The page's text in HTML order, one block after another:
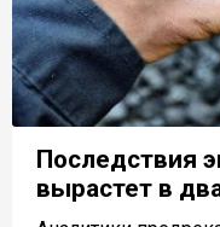
Последствия
вырастет в